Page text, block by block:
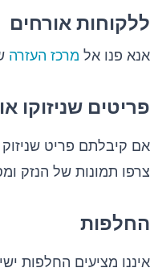
ללקוחות אורחים
אנא פנו אל מרכז העזרה
פריטים שניזוקו
אם קיבלתם פריט
צרפו תמונות של הנזק
החלפות
איננו מציעים החלפות